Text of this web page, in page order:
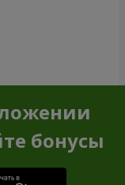
бонусы